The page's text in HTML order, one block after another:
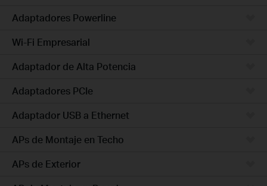
Adaptadores Powerline
Wi-Fi Empresarial
Adaptador de Alta Potencia
Adaptadores PCIe
Adaptador USB a Ethernet
APs de Montaje en Techo
APs de Exterior